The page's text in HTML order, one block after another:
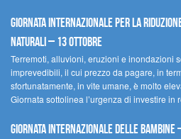
Giornata internazionale per la
naturali – 13 ottobre
Terremoti, alluvioni, eruzioni e inondazioni
imprevedibili, il cui prezzo da pagare, in
sfortunatamente, in vite umane, è molto
Giornata sottolinea l’urgenza di investire in
Giornata internazionale delle bambine